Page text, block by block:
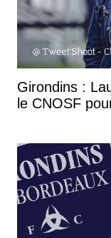
Girondins :
le CNOSF